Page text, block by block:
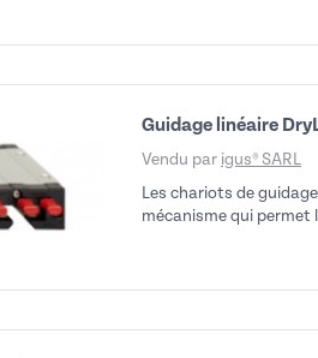
Guidage linéaire
Vendu par igus® SARL
Les chariots de
mécanisme qui permet